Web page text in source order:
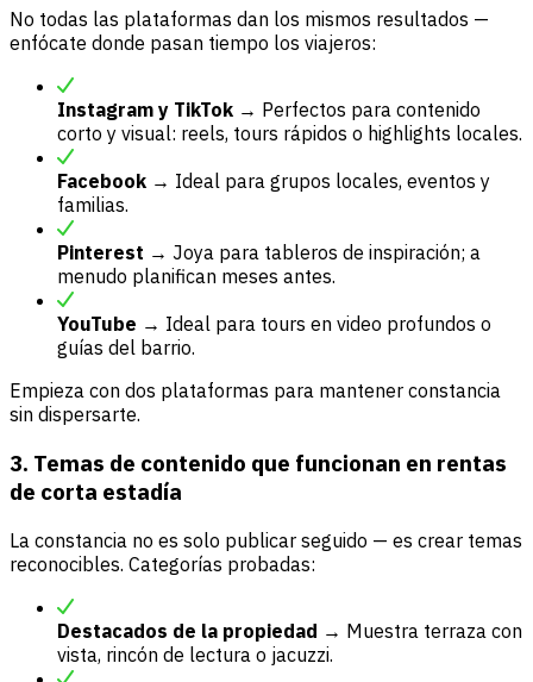
No todas las plataformas dan los mismos resultados —
enfócate donde pasan tiempo los viajeros:
Instagram y TikTok → Perfectos para contenido
corto y visual: reels, tours rápidos o highlights locales.
Facebook → Ideal para grupos locales, eventos y
familias.
Pinterest → Joya para tableros de inspiración; a
menudo planifican meses antes.
YouTube → Ideal para tours en video profundos o
guías del barrio.
Empieza con dos plataformas para mantener constancia
sin dispersarte.
3. Temas de contenido que funcionan en rentas
de corta estadía
La constancia no es solo publicar seguido — es crear temas
reconocibles. Categorías probadas:
Destacados de la propiedad → Muestra terraza con
vista, rincón de lectura o jacuzzi.